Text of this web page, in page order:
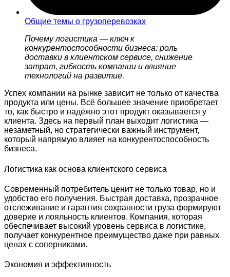
Общие темы о грузоперевозках
Почему логистика — ключ к
конкурентоспособности бизнеса: роль
доставки в клиентском сервисе, снижение
затрат, гибкость компании и влияние
технологий на развитие.
Успех компании на рынке зависит не только от качества
продукта или цены. Всё большее значение приобретает
то, как быстро и надёжно этот продукт оказывается у
клиента. Здесь на первый план выходит логистика —
незаметный, но стратегически важный инструмент,
который напрямую влияет на конкурентоспособность
бизнеса.
Логистика как основа клиентского сервиса
Современный потребитель ценит не только товар, но и
удобство его получения. Быстрая доставка, прозрачное
отслеживание и гарантия сохранности груза формируют
доверие и лояльность клиентов. Компания, которая
обеспечивает высокий уровень сервиса в логистике,
получает конкурентное преимущество даже при равных
ценах с соперниками.
Экономия и эффективность